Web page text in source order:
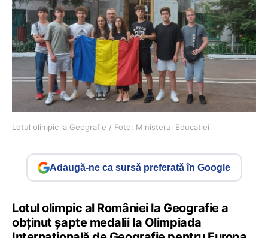
Lotul olimpic la Geografie / Foto: Ministerul Educatiei
Adaugă-ne ca sursă preferată în Google
Lotul olimpic al României la Geografie a
obținut șapte medalii la Olimpiada